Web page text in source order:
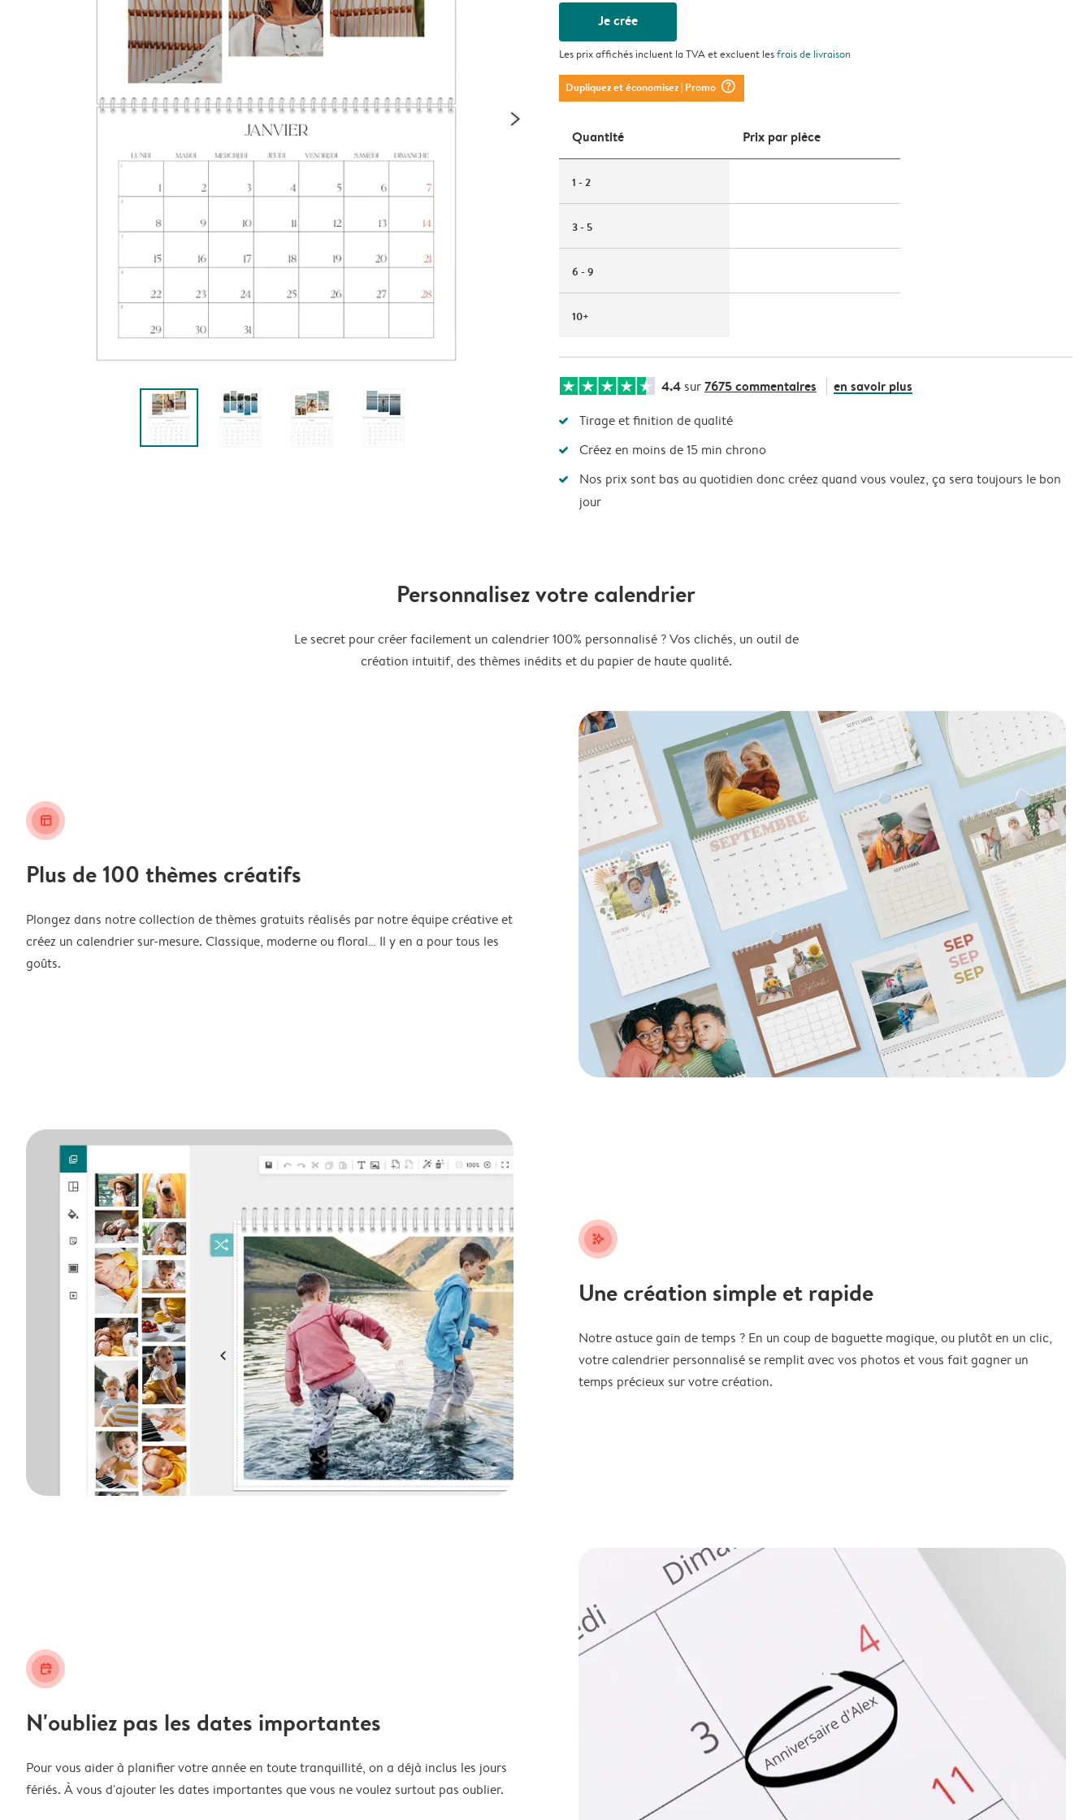
Je crée
Les prix affichés incluent la TVA et excluent lesfrais de livraison
Dupliquez et économisez| Promo question_mark_circle
Quantité Prix ​​par pièce
1 - 2
3 - 5
6 - 9
10+
4.4 sur7675 commentaires en savoir plus
Tirage et finition de qualité
Créez en moins de 15 min chrono
Nos prix sont bas au quotidien donc créez quand vous voulez, ça sera toujours le bon
jour
Personnalisez votre calendrier
Le secret pour créer facilement un calendrier 100% personnalisé ? Vos clichés, un outil de
création intuitif, des thèmes inédits et du papier de haute qualité.
layout_alt
Plus de 100 thèmes créatifs
Plongez dans notre collection de thèmes gratuits réalisés par notre équipe créative et
créez un calendrier sur-mesure. Classique, moderne ou floral… Il y en a pour tous les
goûts.
stars_plus
Une création simple et rapide
Notre astuce gain de temps ? En un coup de baguette magique, ou plutôt en un clic,
votre calendrier personnalisé se remplit avec vos photos et vous fait gagner un
temps précieux sur votre création.
calendar_plus
N'oubliez pas les dates importantes
Pour vous aider à planifier votre année en toute tranquillité, on a déjà inclus les jours
fériés. À vous d'ajouter les dates importantes que vous ne voulez surtout pas oublier.